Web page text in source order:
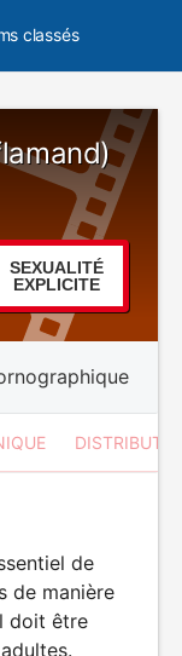
classés
SEXUALITÉ
EXPLICITE
de
de manière
doit être